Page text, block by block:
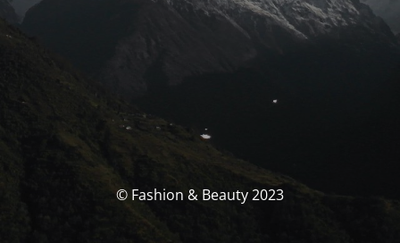
© Fashion & Beauty 2023